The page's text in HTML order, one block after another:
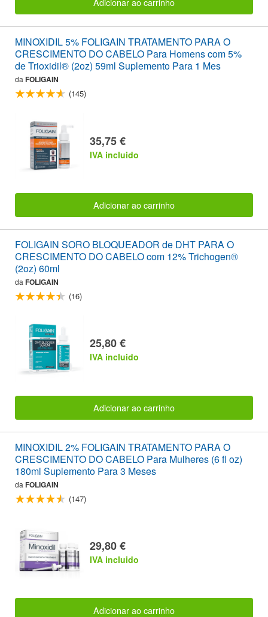
MINOXIDIL 5% FOLIGAIN TRATAMENTO PARA O
CRESCIMENTO DO CABELO Para Homens com 5%
de Trioxidil® (2oz) 59ml Suplemento Para 1 Mes
da FOLIGAIN
(145)
35,75 €
IVA incluido
Adicionar ao carrinho
FOLIGAIN SORO BLOQUEADOR de DHT PARA O
CRESCIMENTO DO CABELO com 12% Trichogen®
(2oz) 60ml
da FOLIGAIN
(16)
25,80 €
IVA incluido
Adicionar ao carrinho
MINOXIDIL 2% FOLIGAIN TRATAMENTO PARA O
CRESCIMENTO DO CABELO Para Mulheres (6 fl oz)
180ml Suplemento Para 3 Meses
da FOLIGAIN
(147)
29,80 €
IVA incluido
Adicionar ao carrinho